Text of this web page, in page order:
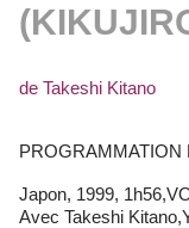
de Takeshi Kitano
Japon, 1999,
Avec Takeshi